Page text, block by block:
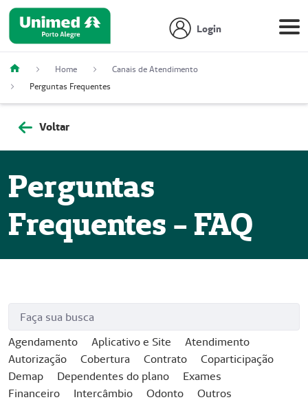
Login
Home
Canais de Atendimento
Perguntas Frequentes
Voltar
Perguntas
Frequentes - FAQ
Agendamento Aplicativo e Site
Atendimento
Autorização
Cobertura Contrato
Coparticipação
Demap
Dependentes do plano
Exames
Financeiro
Intercâmbio Odonto
Outros